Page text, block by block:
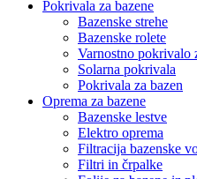
Pokrivala za bazene
Bazenske strehe
Bazenske rolete
Varnostno pokrivalo
Solarna pokrivala
Pokrivala za bazen
Oprema za bazene
Bazenske lestve
Elektro oprema
Filtracija bazenske
Filtri in črpalke